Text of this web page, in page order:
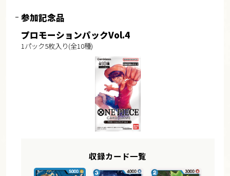
参加記念品
プロモーションパックVol.4
1パック5枚入り(全10種)
収録カード一覧